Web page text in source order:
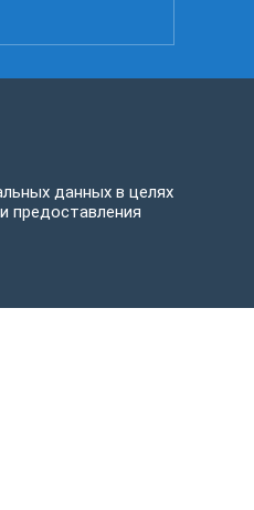
данных в целях
предоставления